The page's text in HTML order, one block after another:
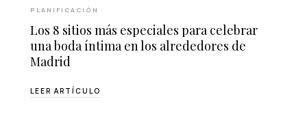
PLANIFICACIÓN
Los 8 sitios más especiales para celebrar
una boda íntima en los alrededores de
Madrid
LEER ARTÍCULO